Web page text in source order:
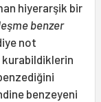
hiyerarşik bir
benzer
not
kurabildiklerin
benzeyeni